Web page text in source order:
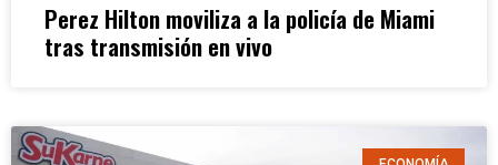
Perez Hilton moviliza a la policía de Miami
tras transmisión en vivo